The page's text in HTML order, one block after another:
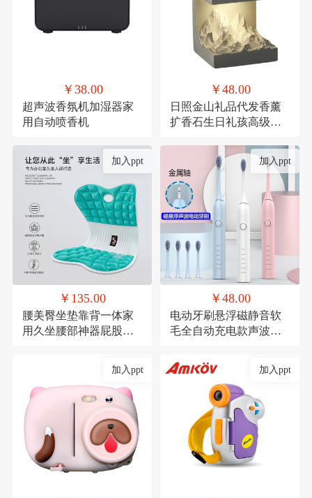
￥38.00
超声波香氛机加湿器家
用自动喷香机
￥48.00
日照金山礼品代发香薰
扩香石生日礼孩高级感
加入ppt
￥135.00
腰美臀坐垫靠背一体家
用久坐腰部神器屁股垫
加入ppt
￥48.00
电动牙刷悬浮磁静音软
毛全自动充电款声波式
加入ppt 加入ppt